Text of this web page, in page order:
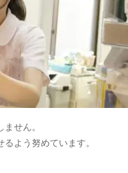
せん。
よう努めています。